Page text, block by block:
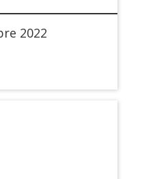
2022